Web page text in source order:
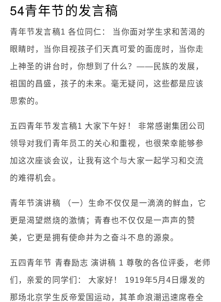
54青年节的发言稿
青年节发言稿1 各位同仁： 当你面对学生求和苦渴的
眼睛时，当你目视孩子们天真可爱的面庞时，当你走
上神圣的讲台时，你想到了什么？——民族的发展，
祖国的昌盛，孩子的未来。毫无疑问，这些都是应该
思索的。
五四青年节发言稿1 大家下午好！ 非常感谢集团公司
领导对我们青年员工的关心和重视，也很荣幸能够参
加这次座谈会议，让我有这个与大家一起学习和交流
的难得机会。
青年节演讲稿 （一）生命不仅仅是一滴滴的鲜血，它
更是渴望燃烧的激情；青春也不仅仅是一声声的赞
美，它更是拥有使命并为之奋斗不息的源泉。
五四青年节 青春励志 演讲稿 1 尊敬的各位评委，老师
们，亲爱的同学们： 大家好！ 1919年5月4日爆发的
那场北京学生反帝爱国运动，其革命浪潮迅速席卷全